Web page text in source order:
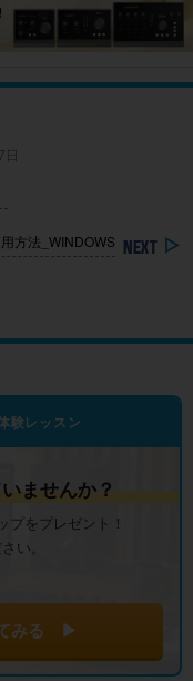
方法_WINDOWS
験レッスン
ませんか？
プをプレゼント！
い。
てみる ▶